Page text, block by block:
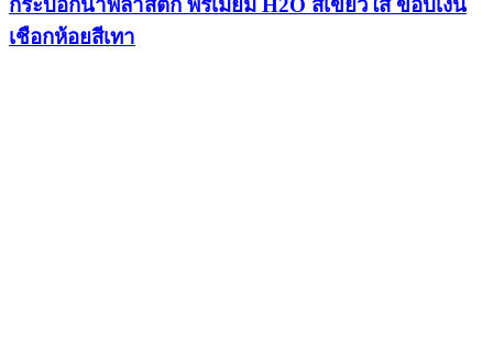
กระบอกน้ำพลาสติก พรีเมี่ยม H2O สีเขียวใส ขอบเงิน
เชือกห้อยสีเทา